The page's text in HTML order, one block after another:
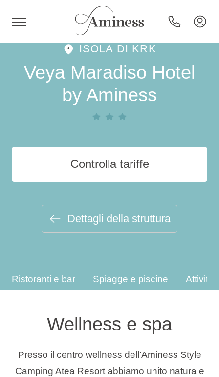
Hotel e resort
Campeggi
Destinazioni
Tipi di vacanza
Marchi
ISOLA DI KRK
Veya Maradiso Hotel
by Aminess
Controlla tariffe
Dettagli della struttura
Ristoranti e bar Spiagge e piscine Attività
Wellness e spa
Presso il centro wellness dell’Aminess Style
Camping Atea Resort abbiamo unito natura e